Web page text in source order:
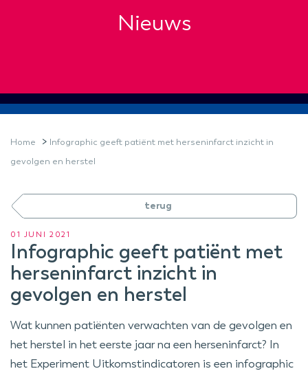
Nieuws
Home > Infographic geeft patiënt met herseninfarct inzicht in
gevolgen en herstel
terug
01 JUNI 2021
Infographic geeft patiënt met
herseninfarct inzicht in
gevolgen en herstel
Wat kunnen patiënten verwachten van de gevolgen en
het herstel in het eerste jaar na een herseninfarct? In
het Experiment Uitkomstindicatoren is een infographic